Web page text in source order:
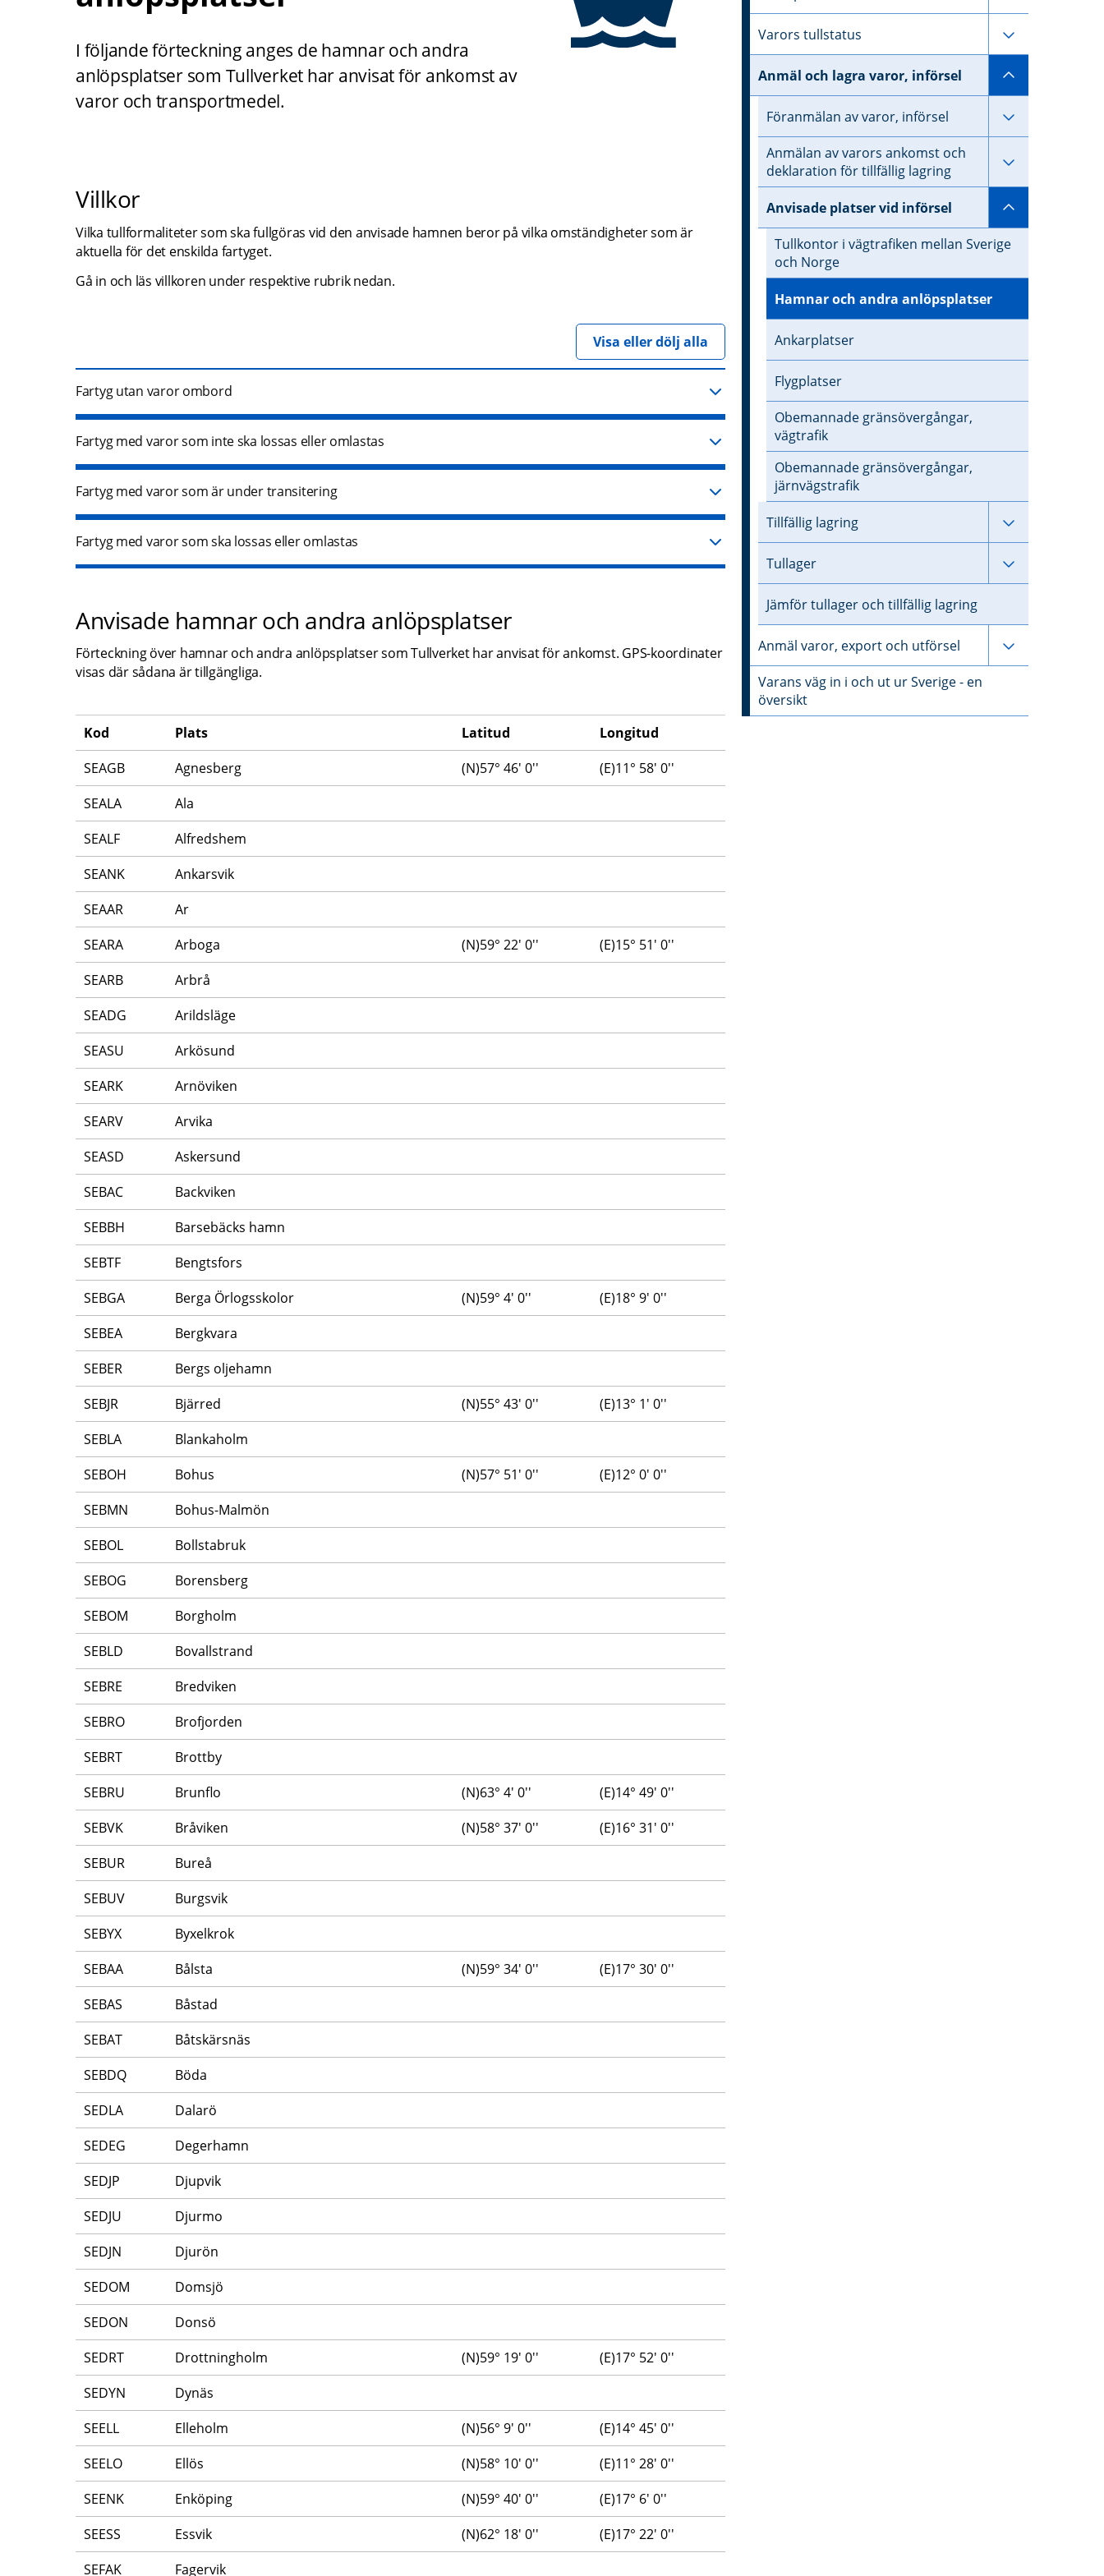
I följande förteckning anges de hamnar och andra
anlöpsplatser som Tullverket har anvisat för ankomst av
varor och transportmedel.
Villkor
Vilka tullformaliteter som ska fullgöras vid den anvisade hamnen beror på vilka omständigheter som är
aktuella för det enskilda fartyget.
Gå in och läs villkoren under respektive rubrik nedan.
Visa eller dölj alla
Fartyg utan varor ombord
Fartyg med varor som inte ska lossas eller omlastas
Fartyg med varor som är under transitering
Fartyg med varor som ska lossas eller omlastas
Anvisade hamnar och andra anlöpsplatser
Förteckning över hamnar och andra anlöpsplatser som Tullverket har anvisat för ankomst. GPS-koordinater
visas där sådana är tillgängliga.
Kod Plats Latitud
Longitud
SEAGB
Agnesberg (N)57° 46' 0''
(E)11° 58' 0''
SEALA
Ala
SEALF
Alfredshem
SEANK
Ankarsvik
SEAAR
Ar
SEARA
Arboga (N)59° 22' 0''
(E)15° 51' 0''
SEARB
Arbrå
SEADG
Arildsläge
SEASU
Arkösund
SEARK
Arnöviken
SEARV
Arvika
SEASD
Askersund
SEBAC
Backviken
SEBBH
Barsebäcks hamn
SEBTF
Bengtsfors
SEBGA
Berga Örlogsskolor (N)59° 4' 0''
(E)18° 9' 0''
SEBEA
Bergkvara
SEBER
Bergs oljehamn
SEBJR
Bjärred (N)55° 43' 0''
(E)13° 1' 0''
SEBLA
Blankaholm
SEBOH
Bohus (N)57° 51' 0''
(E)12° 0' 0''
SEBMN
Bohus-Malmön
SEBOL
Bollstabruk
SEBOG
Borensberg
SEBOM
Borgholm
SEBLD
Bovallstrand
SEBRE
Bredviken
SEBRO
Brofjorden
SEBRT
Brottby
SEBRU
Brunflo (N)63° 4' 0''
(E)14° 49' 0''
SEBVK
Bråviken (N)58° 37' 0''
(E)16° 31' 0''
SEBUR
Bureå
SEBUV
Burgsvik
SEBYX
Byxelkrok
SEBAA
Bålsta (N)59° 34' 0''
(E)17° 30' 0''
SEBAS
Båstad
SEBAT
Båtskärsnäs
SEBDQ
Böda
SEDLA
Dalarö
SEDEG
Degerhamn
SEDJP
Djupvik
SEDJU
Djurmo
SEDJN
Djurön
SEDOM
Domsjö
SEDON
Donsö
SEDRT
Drottningholm (N)59° 19' 0''
(E)17° 52' 0''
SEDYN
Dynäs
SEELL
Elleholm (N)56° 9' 0''
(E)14° 45' 0''
SEELO
Ellös (N)58° 10' 0''
(E)11° 28' 0''
SEENK
Enköping (N)59° 40' 0''
(E)17° 6' 0''
SEESS
Essvik (N)62° 18' 0''
(E)17° 22' 0''
SEFAK
Fagervik
Varors tullstatus
Anmäl och lagra varor, införsel
Föranmälan av varor, införsel
Anmälan av varors ankomst och
deklaration för tillfällig lagring
Anvisade platser vid införsel
Tullkontor i vägtrafiken mellan Sverige
och Norge
Hamnar och andra anlöpsplatser
Ankarplatser
Flygplatser
Obemannade gränsövergångar,
vägtrafik
Obemannade gränsövergångar,
järnvägstrafik
Tillfällig lagring
Tullager
Jämför tullager och tillfällig lagring
Anmäl varor, export och utförsel
Varans väg in i och ut ur Sverige - en
översikt